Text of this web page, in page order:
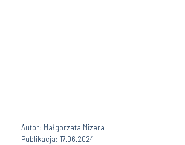
Autor: Małgorzata Mizera
Publikacja: 17.06.2024